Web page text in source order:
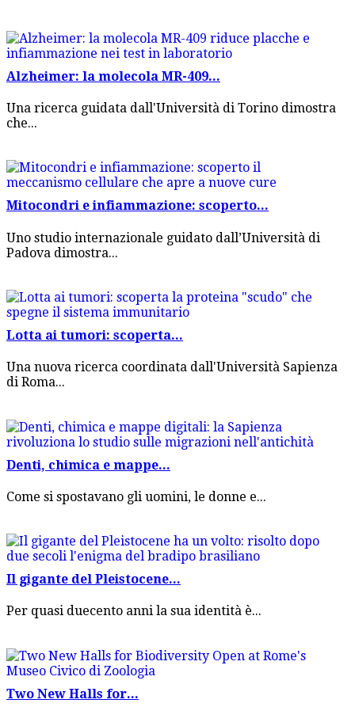
Alzheimer: la molecola MR-409...
Una ricerca guidata dall'Università di Torino dimostra
che...
Mitocondri e infiammazione: scoperto...
Uno studio internazionale guidato dall’Università di
Padova dimostra...
Lotta ai tumori: scoperta...
Una nuova ricerca coordinata dall'Università Sapienza
di Roma...
Denti, chimica e mappe...
Come si spostavano gli uomini, le donne e...
Il gigante del Pleistocene...
Per quasi duecento anni la sua identità è...
Two New Halls for...